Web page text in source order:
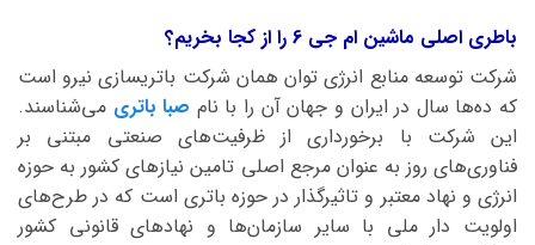
باطری اصلی ماشین ام جی 6 را از کجا بخریم؟
شرکت توسعه منابع انرژی توان همان شرکت باتریسازی نیرو است
که ده‌ها سال در ایران و جهان آن را با نام صبا باتری می‌شناسند.
این شرکت با برخورداری از ظرفیت‌های صنعتی مبتنی بر
فناوری‌های روز به عنوان مرجع اصلی تامین نیازهای کشور به حوزه
انرژی و نهاد معتبر و تاثیرگذار در حوزه باتری است که در طرح‌های
اولویت دار ملی با سایر سازمان‌ها و نهادهای قانونی کشور